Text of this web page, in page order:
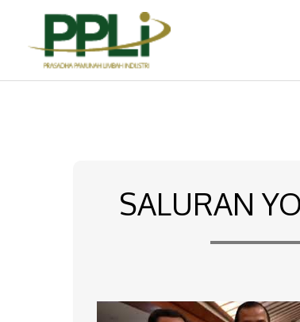
konten
SALURAN